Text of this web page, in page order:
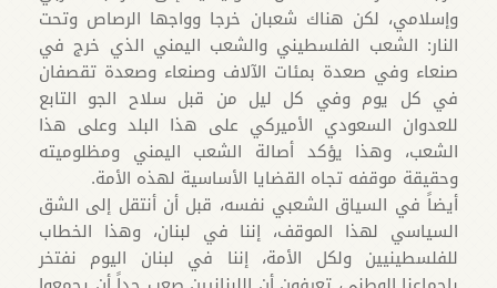
وإسلامي، لكن هناك شعبان خرجا وواجها الرصاص وتحت
النار: الشعب الفلسطيني والشعب اليمني الذي خرج في
صنعاء وفي صعدة بمئات الآلاف وصنعاء وصعدة تقصفان
في كل يوم وفي كل ليل من قبل سلاح الجو التابع
للعدوان السعودي الأميركي على هذا البلد وعلى هذا
الشعب، وهذا يؤكد أصالة الشعب اليمني ومظلوميته
وحقيقة موقفه تجاه القضايا الأساسية لهذه الأمة.
أيضاً في السياق الشعبي نفسه، قبل أن أنتقل إلى الشق
السياسي لهذا الموقف، إننا في لبنان، وهذا الخطاب
للفلسطينيين ولكل الأمة، إننا في لبنان اليوم نفتخر